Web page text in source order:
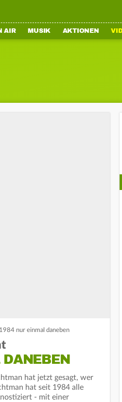
AIR MUSIK AKTIONEN
nur einmal daneben
hat jetzt gesagt, wer
hat seit 1984 alle
- mit einer